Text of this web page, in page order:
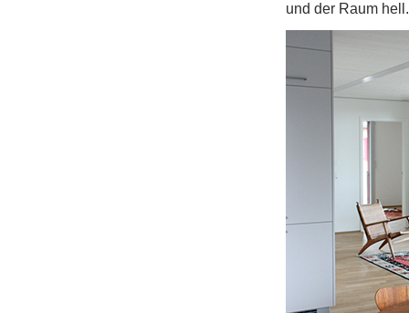
und der Raum hell.